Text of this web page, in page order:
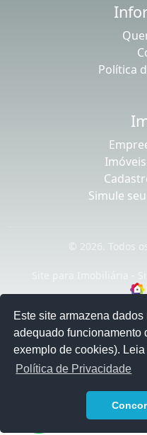
Este site armazena
adequado funcionamento
exemplo de cookies). Leia
Política de Privacidade
Política
Simule
© 2026. Todos
-